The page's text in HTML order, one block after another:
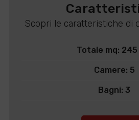
Scopri le caratteristiche di
Totale mq: 245
Camere: 5
Bagni: 3